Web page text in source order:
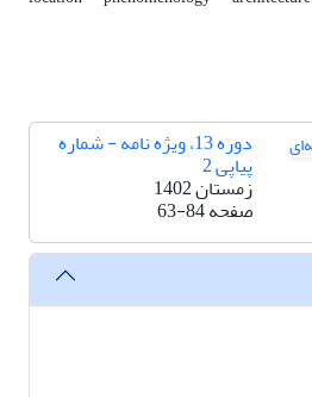
دوره 13، ویژه نامه - شماره
پیاپی 2
زمستان 1402
صفحه63-84